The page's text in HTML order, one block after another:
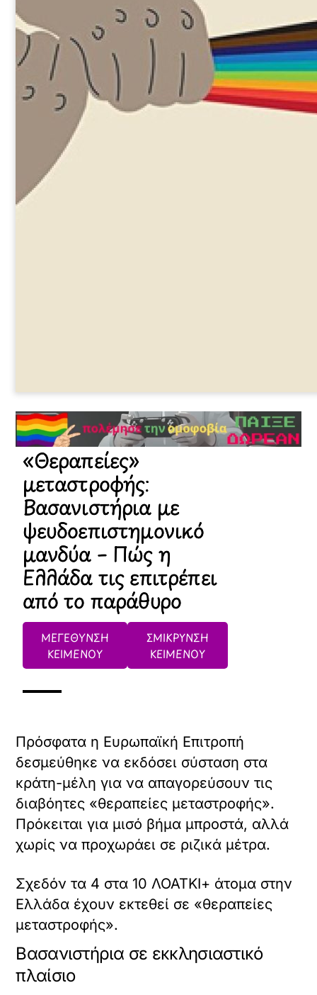
«Θεραπείες»
μεταστροφής:
Βασανιστήρια με
ψευδοεπιστημονικό
μανδύα – Πώς η
Ελλάδα τις επιτρέπει
από το παράθυρο
ΜΕΓΕΘΥΝΣΗ
ΚΕΙΜΕΝΟΥ
ΣΜΙΚΡΥΝΣΗ
ΚΕΙΜΕΝΟΥ
Πρόσφατα η Ευρωπαϊκή Επιτροπή
δεσμεύθηκε να εκδόσει σύσταση στα
κράτη-μέλη για να απαγορεύσουν τις
διαβόητες «θεραπείες μεταστροφής».
Πρόκειται για μισό βήμα μπροστά, αλλά
χωρίς να προχωράει σε ριζικά μέτρα.
Σχεδόν τα 4 στα 10 ΛΟΑΤΚΙ+ άτομα στην
Ελλάδα έχουν εκτεθεί σε «θεραπείες
μεταστροφής».
Βασανιστήρια σε εκκλησιαστικό
πλαίσιο